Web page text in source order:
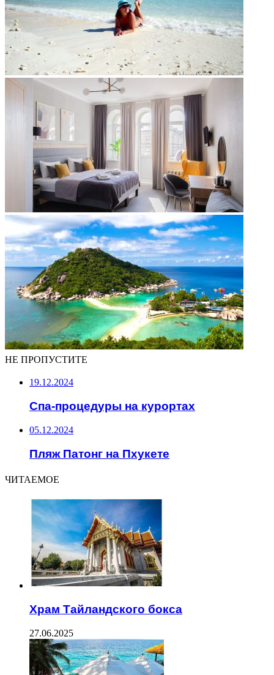
НЕ ПРОПУСТИТЕ
19.12.2024
Спа-процедуры на курортах
05.12.2024
Пляж Патонг на Пхукете
ЧИТАЕМОЕ
Храм Тайландского бокса
27.06.2025